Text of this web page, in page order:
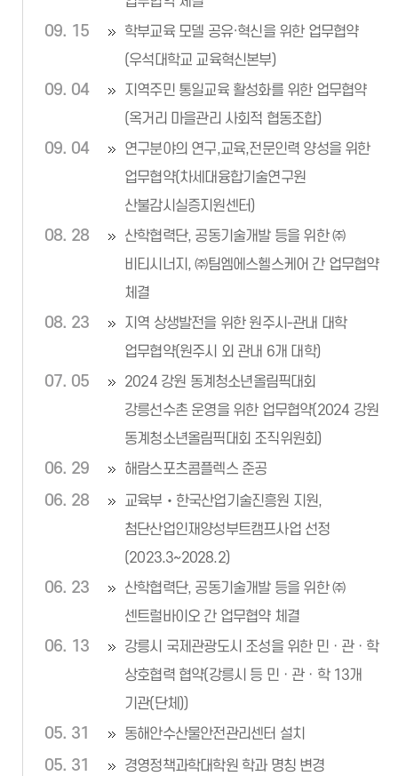
09. 15
학부교육 모델 공유·혁신을 위한 업무협약
(우석대학교 교육혁신본부)
09. 04
지역주민 통일교육 활성화를 위한 업무협약
(옥거리 마을관리 사회적 협동조합)
09. 04
연구분야의 연구,교육,전문인력 양성을 위한
업무협약(차세대융합기술연구원
산불감시실증지원센터)
08. 28
산학협력단, 공동기술개발 등을 위한 ㈜
비티시너지, ㈜팀엠에스헬스케어 간 업무협약
체결
08. 23
지역 상생발전을 위한 원주시-관내 대학
업무협약(원주시 외 관내 6개 대학)
07. 05
2024 강원 동계청소년올림픽대회
강릉선수촌 운영을 위한 업무협약(2024 강원
동계청소년올림픽대회 조직위원회)
06. 29 해람스포츠콤플렉스 준공
06. 28
교육부‧한국산업기술진흥원 지원,
첨단산업인재양성부트캠프사업 선정
(2023.3~2028.2)
06. 23
산학협력단, 공동기술개발 등을 위한 ㈜
센트럴바이오 간 업무협약 체결
06. 13
강릉시 국제관광도시 조성을 위한 민ㆍ관ㆍ학
상호협력 협약(강릉시 등 민ㆍ관ㆍ학 13개
기관(단체))
05. 31 동해안수산물안전관리센터 설치
05. 31
경영정책과학대학원 학과 명칭 변경